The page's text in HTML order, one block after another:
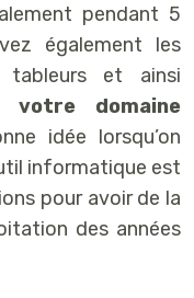
pendant 5
également les
tableurs et ainsi
votre domaine
idée lorsqu’on
informatique est
pour avoir de la
des années